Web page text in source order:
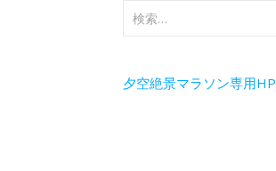
夕空絶景マラソン専用HP